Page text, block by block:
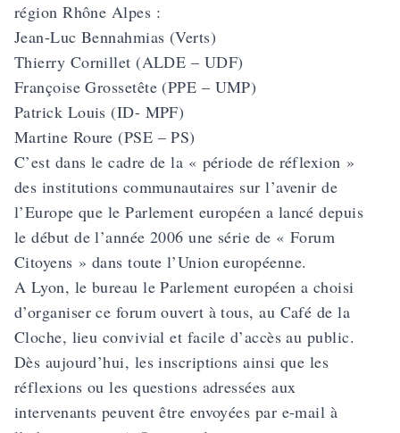
région Rhône Alpes :
Jean-Luc Bennahmias (Verts)
Thierry Cornillet (ALDE – UDF)
Françoise Grossetête (PPE – UMP)
Patrick Louis (ID- MPF)
Martine Roure (PSE – PS)
C’est dans le cadre de la « période de réflexion »
des institutions communautaires sur l’avenir de
l’Europe que le Parlement européen a lancé depuis
le début de l’année 2006 une série de « Forum
Citoyens » dans toute l’Union européenne.
A Lyon, le bureau le Parlement européen a choisi
d’organiser ce forum ouvert à tous, au Café de la
Cloche, lieu convivial et facile d’accès au public.
Dès aujourd’hui, les inscriptions ainsi que les
réflexions ou les questions adressées aux
intervenants peuvent être envoyées par e-mail à